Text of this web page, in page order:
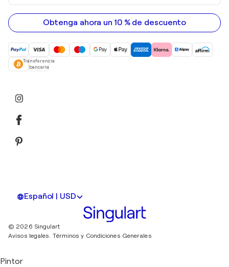
correo
electrónico
Obtenga ahora un 10 % de descuento
Transferencia
bancaria
Español | USD
© 2026 Singulart
Avisos legales. Términos y Condiciones Generales
Pintor